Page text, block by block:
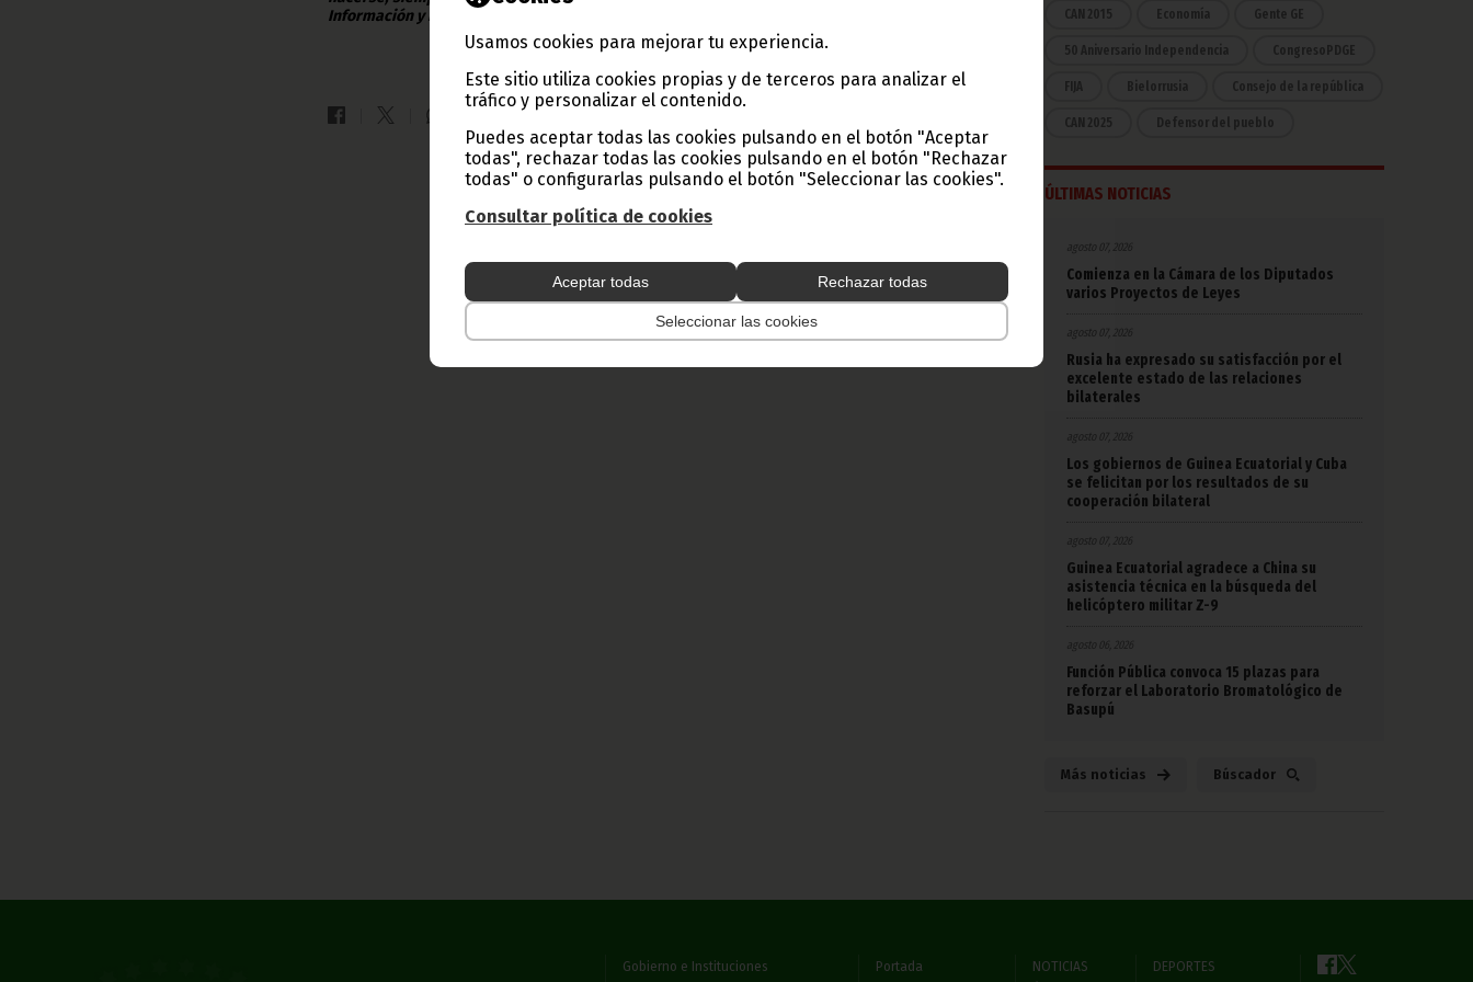
Usamos cookies para mejorar tu experiencia.
Este sitio utiliza cookies propias y de terceros para analizar el
tráfico y personalizar el contenido.
Puedes aceptar todas las cookies pulsando en el botón "Aceptar
todas", rechazar todas las cookies pulsando en el botón "Rechazar
todas" o configurarlas pulsando el botón "Seleccionar las cookies".
Consultar política de cookies
Aceptar todas Rechazar todas
Seleccionar las cookies
Información y Prensa de Guinea Ecuatorial).
CAN 2015 Economía Gente GE
50 Aniversario Independencia CongresoPDGE
FIJA Bielorrusia Consejo de la república
CAN 2025 Defensor del pueblo
ÚLTIMAS NOTICIAS
agosto 07, 2026
Comienza en la Cámara de los Diputados
varios Proyectos de Leyes
agosto 07, 2026
Rusia ha expresado su satisfacción por el
excelente estado de las relaciones
bilaterales
agosto 07, 2026
Los gobiernos de Guinea Ecuatorial y Cuba
se felicitan por los resultados de su
cooperación bilateral
agosto 07, 2026
Guinea Ecuatorial agradece a China su
asistencia técnica en la búsqueda del
helicóptero militar Z-9
agosto 06, 2026
Función Pública convoca 15 plazas para
reforzar el Laboratorio Bromatológico de
Basupú
Más noticias Búscador
Gobierno e Instituciones Portada NOTICIAS DEPORTES